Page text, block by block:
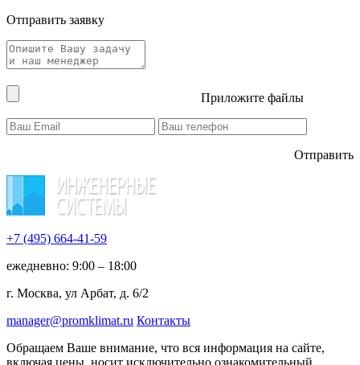
Отправить заявку
Приложите файлы
Отправить
+7 (495) 664-41-59
ежедневно: 9:00 – 18:00
г. Москва, ул Арбат, д. 6/2
manager@promklimat.ru Контакты
Обращаем Ваше внимание, что вся информация на сайте,
включая цены, носит исключительно ознакомительный